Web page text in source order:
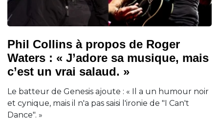
Phil Collins à propos de Roger
Waters : « J’adore sa musique, mais
c’est un vrai salaud. »
Le batteur de Genesis ajoute : « Il a un humour noir
et cynique, mais il n'a pas saisi l'ironie de "I Can't
Dance". »